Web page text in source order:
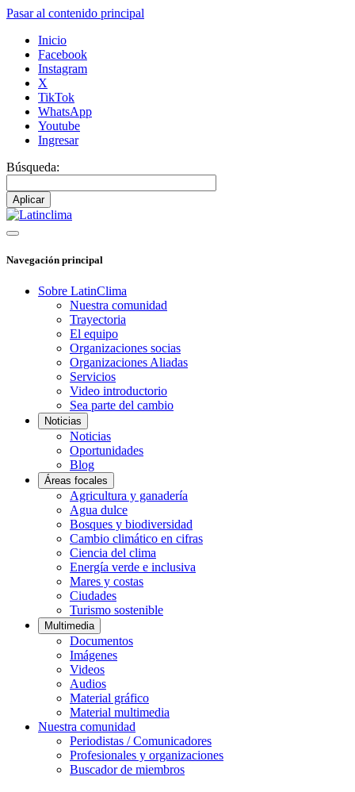
Pasar al contenido principal
Inicio
Facebook
Instagram
X
TikTok
WhatsApp
Youtube
Ingresar
Búsqueda:
Navegación principal
Sobre LatinClima
Nuestra comunidad
Trayectoria
El equipo
Organizaciones socias
Organizaciones Aliadas
Servicios
Video introductorio
Sea parte del cambio
Noticias
Noticias
Oportunidades
Blog
Áreas focales
Agricultura y ganadería
Agua dulce
Bosques y biodiversidad
Cambio climático en cifras
Ciencia del clima
Energía verde e inclusiva
Mares y costas
Ciudades
Turismo sostenible
Multimedia
Documentos
Imágenes
Videos
Audios
Material gráfico
Material multimedia
Nuestra comunidad
Periodistas / Comunicadores
Profesionales y organizaciones
Buscador de miembros